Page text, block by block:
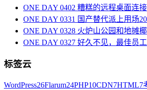
ONE DAY 0402 糟糕的远程桌面连
ONE DAY 0331 国产替代派上用场
ONE DAY 0328 火炉山公园和地摊
ONE DAY 0327 好久不见，最佳员工
标签云
WordPress26Flarum24PHP10CDN7HTML7